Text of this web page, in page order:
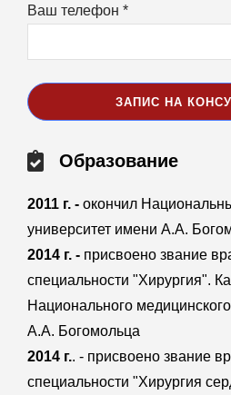
Образование
2011 г. - окончил
университет имени А.А.
2014 г. - присвоено звание
специальности "Хирургия".
Национального
А.А. Богомольца
2014 г.. - присвоено звание
специальности "Хирургия
Ваш телефон *